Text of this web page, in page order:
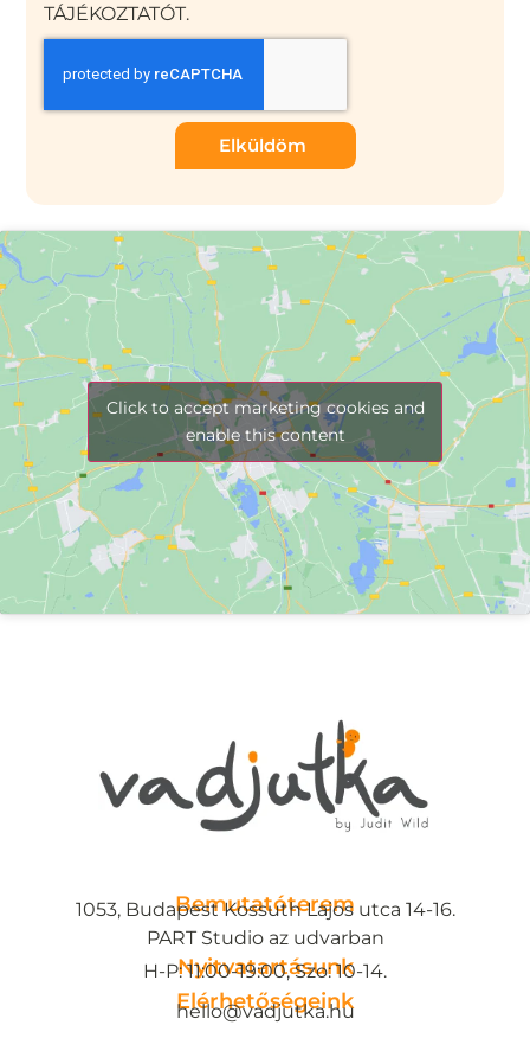
TÁJÉKOZTATÓT.
Elküldöm
Click to accept marketing cookies and
enable this content
Bemutatóterem
1053, Budapest Kossuth Lajos utca 14-16.
PART Studio az udvarban
Nyitvatartásunk
H-P: 11:00-19:00, Szo: 10-14.
Elérhetőségeink
hello@vadjutka.hu